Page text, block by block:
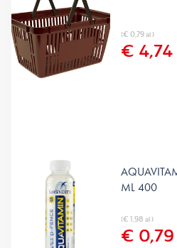
(€ 0,79 al )
€ 4,74
ML 400
(€ 1,98 al )
€ 0,79